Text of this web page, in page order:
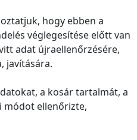
hogy ebben a
véglegesítése előtt van
adat újraellenőrzésére,
javítására.
a kosár tartalmát, a
módot ellenőrizte,